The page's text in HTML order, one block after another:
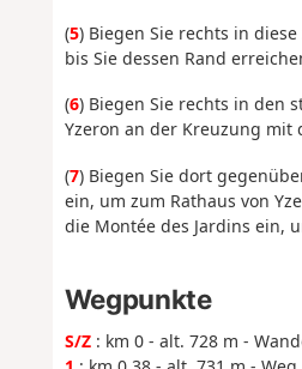
(5) Biegen Sie rechts in
bis Sie dessen Rand
(6) Biegen Sie rechts in den
Yzeron an der Kreuzung mit
(7) Biegen Sie dort
ein, um zum Rathaus von
die Montée des Jardins ein,
Wegpunkte
S/Z: km 0 - alt. 728 m -